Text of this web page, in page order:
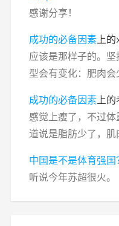
感谢分享！
成功的必备因素 上的
应该是那样子的。
型会有变化：肥肉
成功的必备因素 上的
感觉上瘦了，不过
道说是脂肪少了，肌
中国是不是体育强国
听说今年苏超很火。